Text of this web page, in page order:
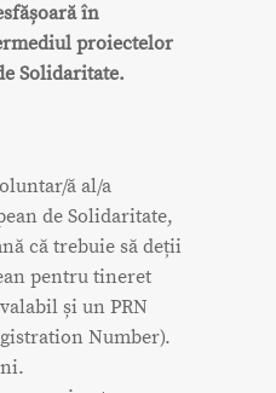
în
proiectelor
Solidaritate.
ă al/a
de Solidaritate,
că trebuie să deții
pentru tineret
și un PRN
Number).